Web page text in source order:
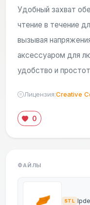
Удобный захват
чтение в течение
вызывая
аксессуаром для
удобство и
Лицензия:Creative
0
ФАЙЛЫ
STL